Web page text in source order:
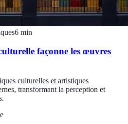
6 min
façonne les œuvres
culturelles et artistiques
transformant la perception et